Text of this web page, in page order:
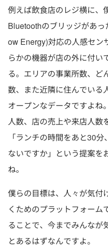
例えば飲食店のレジ横に、
Bluetoothのブリッジがあ
ow Energy)対応の人感セン
らかの機器が店の外に付い
る。エリアの事業所数、ど
数、また近隣に住んでいる
オープンなデータですよね
人数、店の売上や来店人数
「ランチの時間をあと30
ないですか」という提案を
ね。
僕らの目標は、人々が気付
くためのプラットフォーム
ることで、今までみんなが
とあるはずなんですよ。